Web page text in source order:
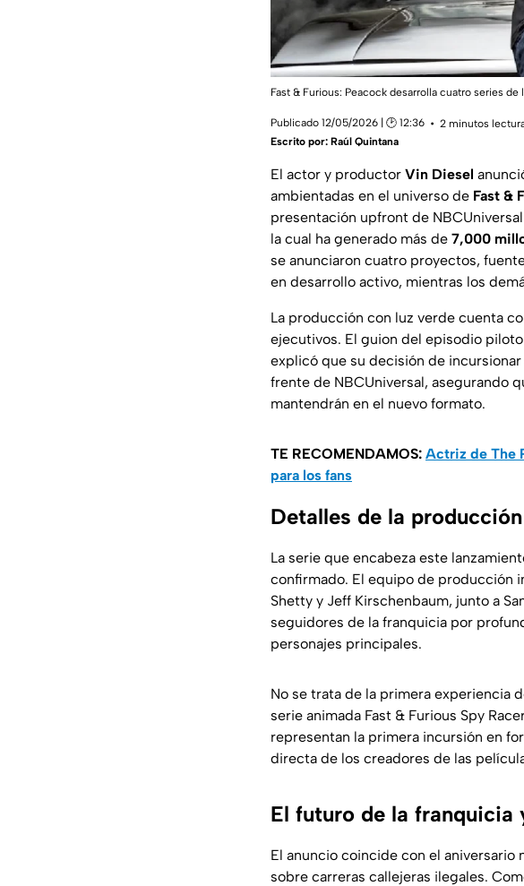
Fast & Furious: Peacock desarrolla cuatro series de
Publicado 12/05/2026 | 🕑 12:36
2 minutos
Escrito por: Raúl Quintana
El actor y productor Vin Diesel
ambientadas en el universo de Fast &
presentación upfront de
la cual ha generado más de 7,000
se anunciaron cuatro proyectos,
en desarrollo activo, mientras los
La producción con luz verde cuenta
ejecutivos. El guion del episodio
explicó que su decisión de
frente de NBCUniversal, asegurando
mantendrán en el nuevo formato.
TE RECOMENDAMOS: Actriz de The
para los fans
Detalles de la
La serie que encabeza este
confirmado. El equipo de producción
Shetty y Jeff Kirschenbaum, junto a
seguidores de la franquicia por
personajes principales.
No se trata de la primera experiencia
serie animada Fast & Furious Spy
representan la primera incursión en
directa de los creadores de las
El futuro de la franquicia
El anuncio coincide con el aniversario
sobre carreras callejeras ilegales.